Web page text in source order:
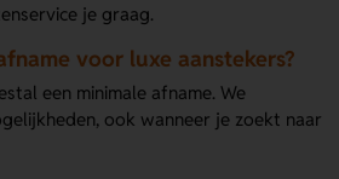
je graag.
voor luxe aanstekers?
een minimale afname. We
ook wanneer je zoekt naar